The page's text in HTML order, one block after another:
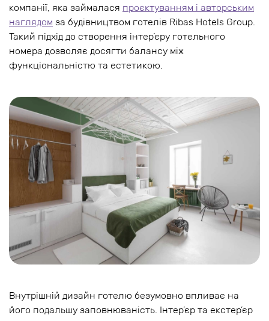
компанії, яка займалася проєктуванням і авторським
наглядом за будівництвом готелів Ribas Hotels Group.
Такий підхід до створення інтер’єру готельного
номера дозволяє досягти балансу між
функціональністю та естетикою.
Внутрішній дизайн готелю безумовно впливає на
його подальшу заповнюваність. Інтер’єр та екстер’єр